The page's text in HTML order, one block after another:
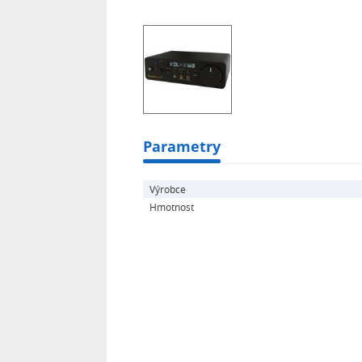
Parametry
Výrobce
Hmotnost